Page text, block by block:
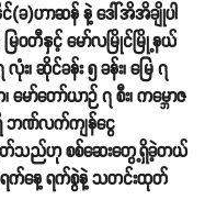
ခ)ဟာဆန် နဲ့ ဒေါ်အိအိချိုပါ
မြဝတီနှင့် မော်လမြိုင်မြို့နယ်
ဆိုင်ခန်း ၅ ခန်း၊ မြေ ၇
ော်တော်ယာဉ် ၇ စီး၊ ကမ္ဘောဇ
ဘဏ်လက်ကျန်ငွေ
ဟုတ်သည်ဟု စစ်ဆေးတွေ့ရှိခဲ့တယ်
ရက်နေ့ ရက်စွဲနဲ့ သတင်းထုတ်